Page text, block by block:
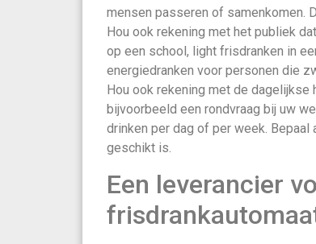
mensen passeren of samenkomen.
Hou ook rekening met het publiek
op een school, light frisdranken in
energiedranken voor personen die
Hou ook rekening met de
bijvoorbeeld een rondvraag bij uw
drinken per dag of per week.
geschikt is.
Een leverancier